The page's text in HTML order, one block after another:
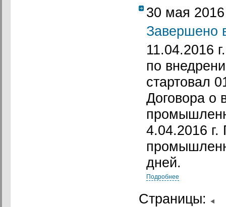
30 мая 2016
Завершено
11.04.2016
по
стартовал
Договора о
4.04.2016 г.
дней.
Подробнее
Страницы: